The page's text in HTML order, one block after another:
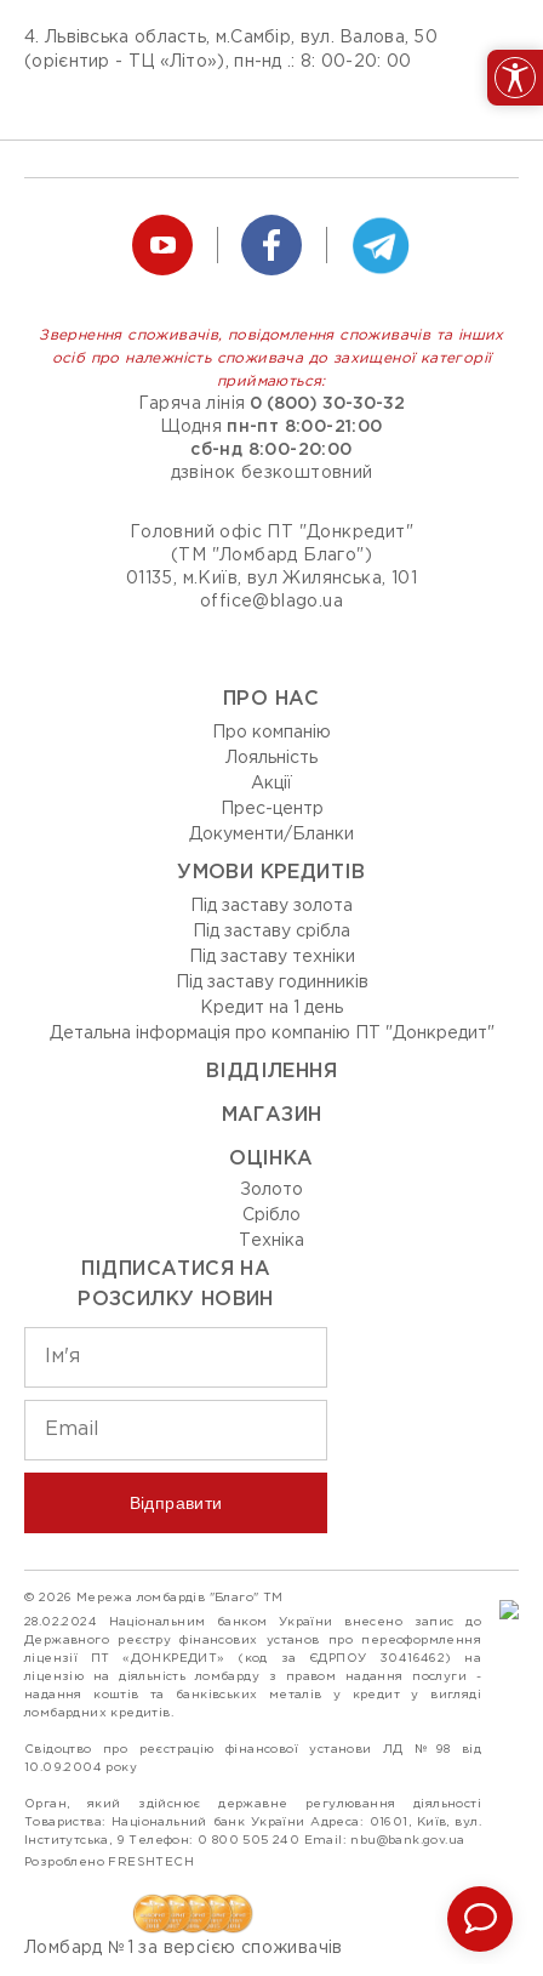
4. Львівська область, м.Самбір, вул. Валова, 50
(орієнтир - ТЦ «Літо»), пн-нд .: 8: 00-20: 00
Звернення споживачів, повідомлення споживачів та інших
осіб про належність споживача до захищеної категорії
приймаються:
Гаряча лінія 0 (800) 30-30-32
Щодня пн-пт 8:00-21:00
сб-нд 8:00-20:00
дзвінок безкоштовний
Головний офіс ПТ "Донкредит"
(ТМ "Ломбард Благо")
01135, м.Київ, вул Жилянська, 101
office@blago.ua
ПРО НАС
Про компанію
Лояльність
Акції
Прес-центр
Документи/Бланки
УМОВИ КРЕДИТІВ
Під заставу золота
Під заставу срібла
Під заставу техніки
Під заставу годинників
Кредит на 1 день
Детальна інформація про компанію ПТ "Донкредит"
ВIДДIЛЕННЯ
МАГАЗИН
ОЦIНКА
Золото
Срiбло
Технiка
ПІДПИСАТИСЯ НА
РОЗСИЛКУ НОВИН
Відправити
© 2026 Мережа ломбардів "Благо" ТМ
28.02.2024 Національним банком України внесено запис до
Державного реєстру фінансових установ про переоформлення
ліцензії ПТ «ДОНКРЕДИТ» (код за ЄДРПОУ 30416462) на
ліцензію на діяльність ломбарду з правом надання послуги -
надання коштів та банківських металів у кредит у вигляді
ломбардних кредитів.
Свідоцтво про реєстрацію фінансової установи ЛД №98 від
10.09.2004 року
Орган, який здійснює державне регулювання діяльності
Товариства: Національний банк України Адреса: 01601, Київ, вул.
Інститутська, 9 Телефон: 0 800 505 240 Email: nbu@bank.gov.ua
Розроблено FRESHTECH
Ломбард №1 за версією споживачів